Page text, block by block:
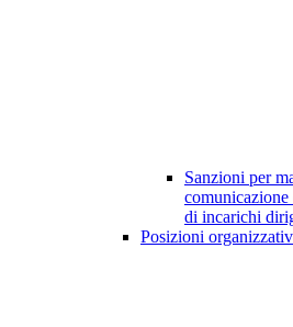
Sanzioni per
di incarichi
Posizioni